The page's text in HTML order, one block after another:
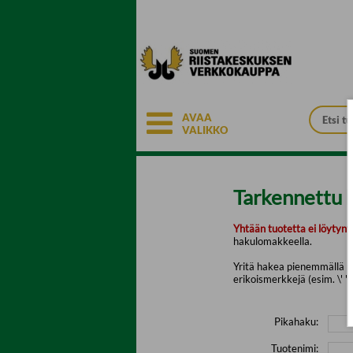
AVAA
VALIKKO
Tarkennettu
Yhtään tuotetta ei löytynyt.
hakulomakkeella.
Yritä hakea pienemmällä
erikoismerkkejä (esim. \' "
Pikahaku:
Tuotenimi: